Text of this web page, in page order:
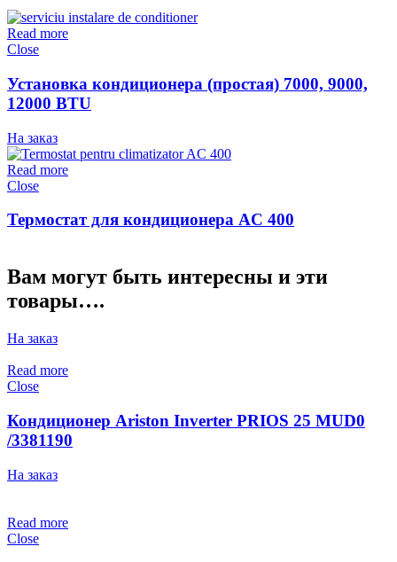
Read more
Close
Установка кондиционера (простая) 7000, 9000,
12000 BTU
На заказ
Read more
Close
Термостат для кондиционера AC 400
Вам могут быть интересны и эти
товары….
На заказ
Read more
Close
Кондиционер Ariston Inverter PRIOS 25 MUD0
/3381190
На заказ
Read more
Close